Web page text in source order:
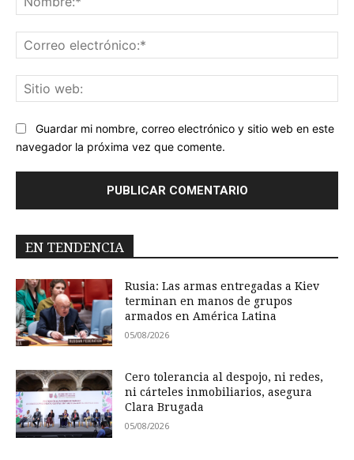
Guardar mi nombre, correo electrónico y sitio web en este
navegador la próxima vez que comente.
EN TENDENCIA
Rusia: Las armas entregadas a Kiev
terminan en manos de grupos
armados en América Latina
05/08/2026
Cero tolerancia al despojo, ni redes,
ni cárteles inmobiliarios, asegura
Clara Brugada
05/08/2026